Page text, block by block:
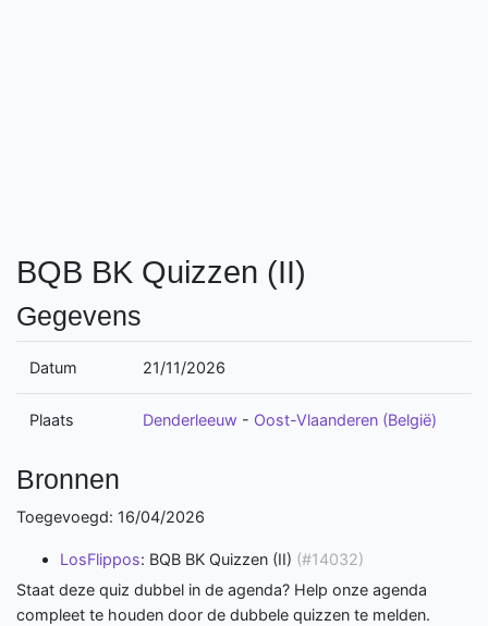
BQB BK Quizzen (II)
Gegevens
Datum 21/11/2026
Plaats Denderleeuw - Oost-Vlaanderen (België)
Bronnen
Toegevoegd: 16/04/2026
LosFlippos: BQB BK Quizzen (II) (#14032)
Staat deze quiz dubbel in de agenda? Help onze agenda
compleet te houden door de dubbele quizzen te melden.